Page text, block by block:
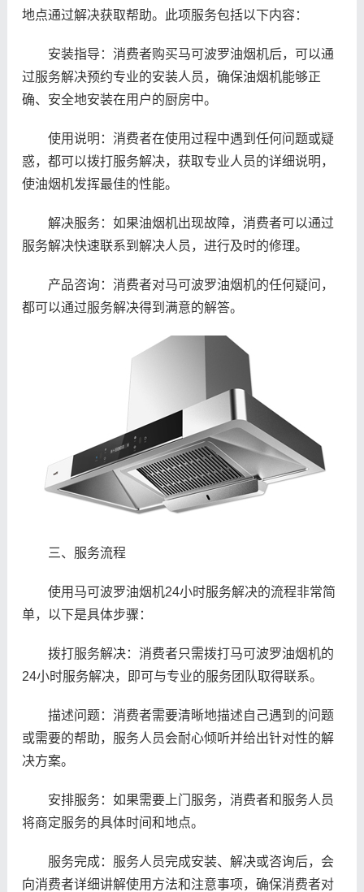
地点通过解决获取帮助。此项服务包括以下内容：
安装指导：消费者购买马可波罗油烟机后，可以通
过服务解决预约专业的安装人员，确保油烟机能够正
确、安全地安装在用户的厨房中。
使用说明：消费者在使用过程中遇到任何问题或疑
惑，都可以拨打服务解决，获取专业人员的详细说明，
使油烟机发挥最佳的性能。
解决服务：如果油烟机出现故障，消费者可以通过
服务解决快速联系到解决人员，进行及时的修理。
产品咨询：消费者对马可波罗油烟机的任何疑问，
都可以通过服务解决得到满意的解答。
三、服务流程
使用马可波罗油烟机24小时服务解决的流程非常简
单，以下是具体步骤：
拨打服务解决：消费者只需拨打马可波罗油烟机的
24小时服务解决，即可与专业的服务团队取得联系。
描述问题：消费者需要清晰地描述自己遇到的问题
或需要的帮助，服务人员会耐心倾听并给出针对性的解
决方案。
安排服务：如果需要上门服务，消费者和服务人员
将商定服务的具体时间和地点。
服务完成：服务人员完成安装、解决或咨询后，会
向消费者详细讲解使用方法和注意事项，确保消费者对